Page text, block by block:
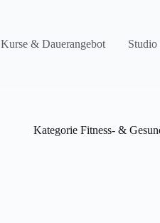
Kurse & Dauerangebot Studio
Kategorie Fitness- &